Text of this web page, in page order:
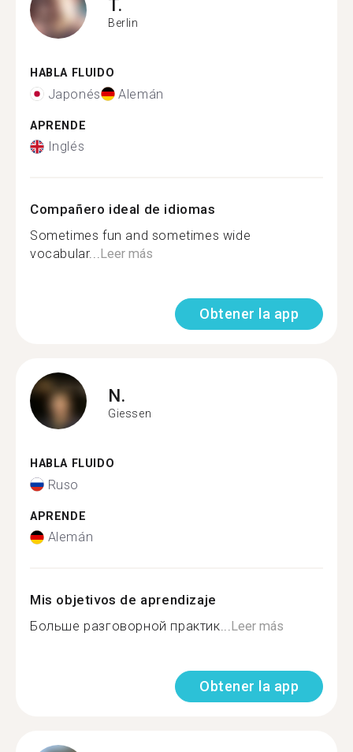
T.
Berlin
HABLA FLUIDO
Japonés Alemán
APRENDE
Inglés
Compañero ideal de idiomas
Sometimes fun and sometimes wide
vocabular...Leer más
Obtener la app
N.
Giessen
HABLA FLUIDO
Ruso
APRENDE
Alemán
Mis objetivos de aprendizaje
Больше разговорной практик...Leer más
Obtener la app